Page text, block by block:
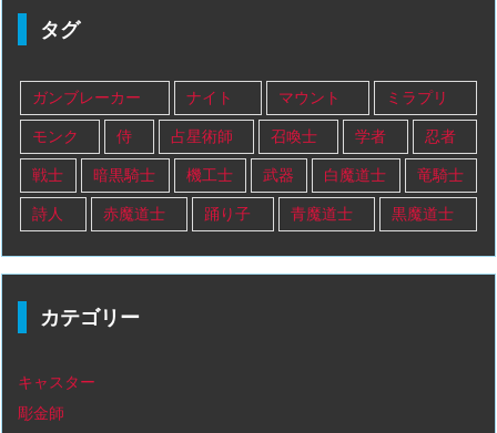
タグ
ガンブレーカー ナイト マウント ミラプリ
モンク 侍 占星術師 召喚士 学者 忍者
戦士 暗黒騎士 機工士 武器 白魔道士 竜騎士
詩人 赤魔道士 踊り子 青魔道士 黒魔道士
カテゴリー
キャスター
彫金師